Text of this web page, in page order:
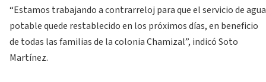
“Estamos trabajando a contrarreloj para que el servicio de agua
potable quede restablecido en los próximos días, en beneficio
de todas las familias de la colonia Chamizal”, indicó Soto
Martínez.